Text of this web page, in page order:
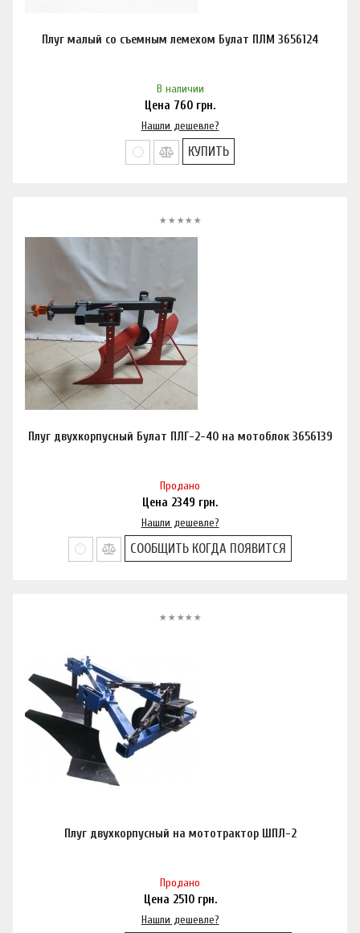
Плуг малый со съемным лемехом Булат ПЛМ 3656124
В наличии
Цена 760 грн.
Нашли дешевле?
КУПИТЬ
Плуг двухкорпусный Булат ПЛГ-2-40 на мотоблок 3656139
Продано
Цена 2349 грн.
Нашли дешевле?
СООБЩИТЬ КОГДА ПОЯВИТСЯ
Плуг двухкорпусный на мототрактор ШПЛ-2
Продано
Цена 2510грн.
Нашли дешевле?